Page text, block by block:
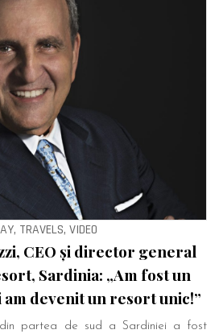
TRAVELS, VIDEO
CEO și director general
Sardinia: „Am fost un
devenit un resort unic!”
partea de sud a Sardiniei a fost